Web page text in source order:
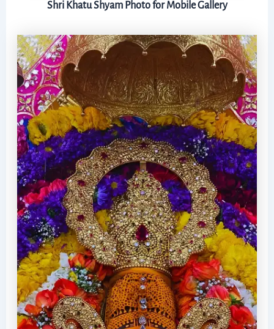
Shri Khatu Shyam Photo for Mobile Gallery